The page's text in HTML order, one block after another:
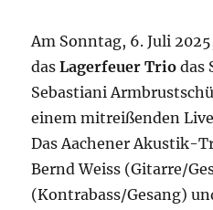
Am Sonntag, 6. Juli
dasLagerfeuer Trio das
Sebastiani
einem mitreißenden
Das Aachener Akustik-
Bernd Weiss (Gitarre/
(Kontrabass/Gesang)